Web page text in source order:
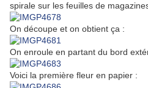
spirale sur les feuilles de
On découpe et on obtient ça :
On enroule en partant du bord
Voici la première fleur en papier :